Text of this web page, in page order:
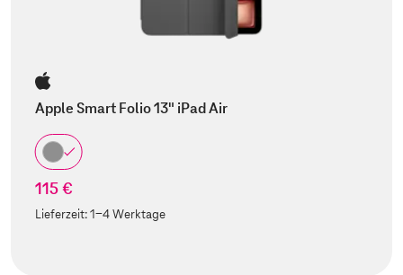
Apple Smart Folio 13" iPad Air
115 €
Lieferzeit:1-4 Werktage